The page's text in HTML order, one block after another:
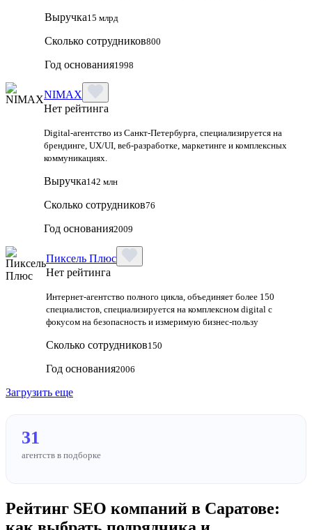
Выручка15 млрд
Сколько сотрудников800
Год основания1998
NIMAX
Нет рейтинга
Digital-агентство из Санкт-Петербурга, специализируется на
брендинге, UX/UI, веб-разработке, маркетинге и комплексных
коммуникациях.
Выручка142 млн
Сколько сотрудников76
Год основания2009
Пиксель Плюс
Нет рейтинга
Интернет-агентство полного цикла, объединяет более 150
специалистов, специализируется на комплексном digital с
фокусом на безопасность и измеримую бизнес-пользу
Сколько сотрудников150
Год основания2006
Загрузить еще
31
агентств в подборке
Рейтинг SEO компаний в Саратове: